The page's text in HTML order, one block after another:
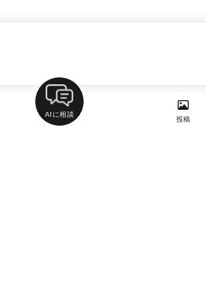
AIに相談
投稿